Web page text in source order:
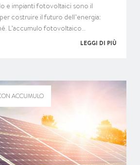
e impianti fotovoltaici sono il
costruire il futuro dell’energia:
L’accumulo fotovoltaico…
LEGGI DI PIÙ
ACCUMULO